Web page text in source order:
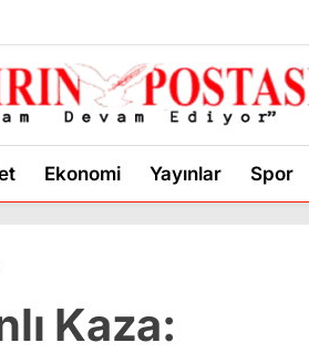
Ekonomi Yayınlar Spor
Kaza: